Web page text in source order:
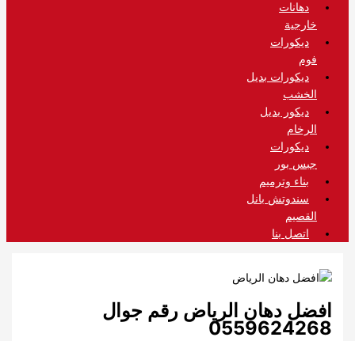
دهانات
خارجية
ديكورات
فوم
ديكورات بديل
الخشب
ديكور بديل
الرخام
ديكورات
جبس بور
بناء وترميم
سندوتش بانل
القصيم
اتصل بنا
افضل دهان الرياض رقم جوال
0559624268